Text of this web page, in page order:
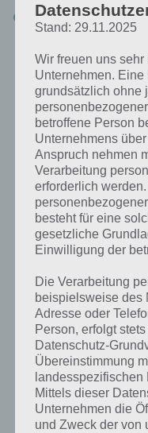
Zur Übersicht:4 Bilder
April 2022!
Stand: 29.11.2025
Wir freuen uns
Unternehmen.
grundsätzlich ohne
betroffene Person
Unternehmens
Anspruch nehmen
Verarbeitung
erforderlich
besteht für eine
gesetzliche
Einwilligung der
Die Verarbeitung
beispielsweise des
Adresse oder
Person, erfolgt
Datenschutz-
Übereinstimmung
Mittels dieser
Unternehmen die
und Zweck der von